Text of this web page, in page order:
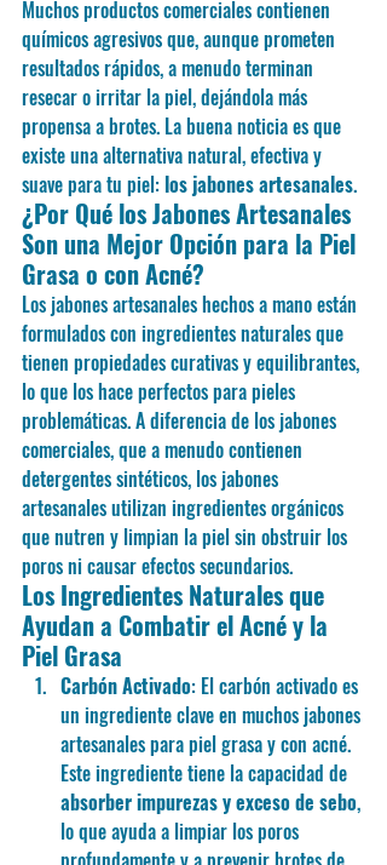
Muchos productos comerciales contienen
químicos agresivos que, aunque prometen
resultados rápidos, a menudo terminan
resecar o irritar la piel, dejándola más
propensa a brotes. La buena noticia es que
existe una alternativa natural, efectiva y
suave para tu piel: los jabones artesanales.
¿Por Qué los Jabones Artesanales
Son una Mejor Opción para la Piel
Grasa o con Acné?
Los jabones artesanales hechos a mano están
formulados con ingredientes naturales que
tienen propiedades curativas y equilibrantes,
lo que los hace perfectos para pieles
problemáticas. A diferencia de los jabones
comerciales, que a menudo contienen
detergentes sintéticos, los jabones
artesanales utilizan ingredientes orgánicos
que nutren y limpian la piel sin obstruir los
poros ni causar efectos secundarios.
Los Ingredientes Naturales que
Ayudan a Combatir el Acné y la
Piel Grasa
Carbón Activado: El carbón activado es
un ingrediente clave en muchos jabones
artesanales para piel grasa y con acné.
Este ingrediente tiene la capacidad de
absorber impurezas y exceso de sebo,
lo que ayuda a limpiar los poros